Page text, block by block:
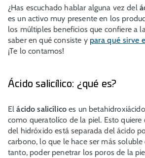
¿Has escuchado hablar alguna vez del
es un activo muy presente en los
los múltiples beneficios que confiere a
saber en qué consiste y para qué sirve
¡Te lo contamos!
Ácido salicílico: ¿qué es?
Elácido salicílico es un
como queratolíco de la piel. Esto quiere
del hidróxido está separada del ácido
carbono, lo que le hace ser más
tanto, poder penetrar los poros de la